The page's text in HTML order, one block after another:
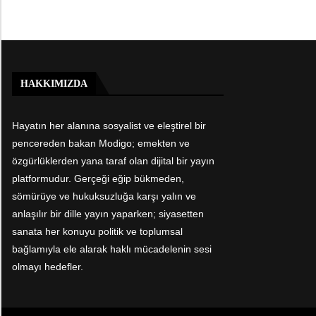
HAKKIMIZDA
Hayatın her alanına sosyalist ve eleştirel bir
pencereden bakan Modigo; emekten ve
özgürlüklerden yana taraf olan dijital bir yayın
platformudur. Gerçeği eğip bükmeden,
sömürüye ve hukuksuzluğa karşı yalın ve
anlaşılır bir dille yayın yaparken; siyasetten
sanata her konuyu politik ve toplumsal
bağlamıyla ele alarak haklı mücadelenin sesi
olmayı hedefler.